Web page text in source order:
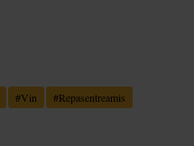
#Vin #Repasentreamis